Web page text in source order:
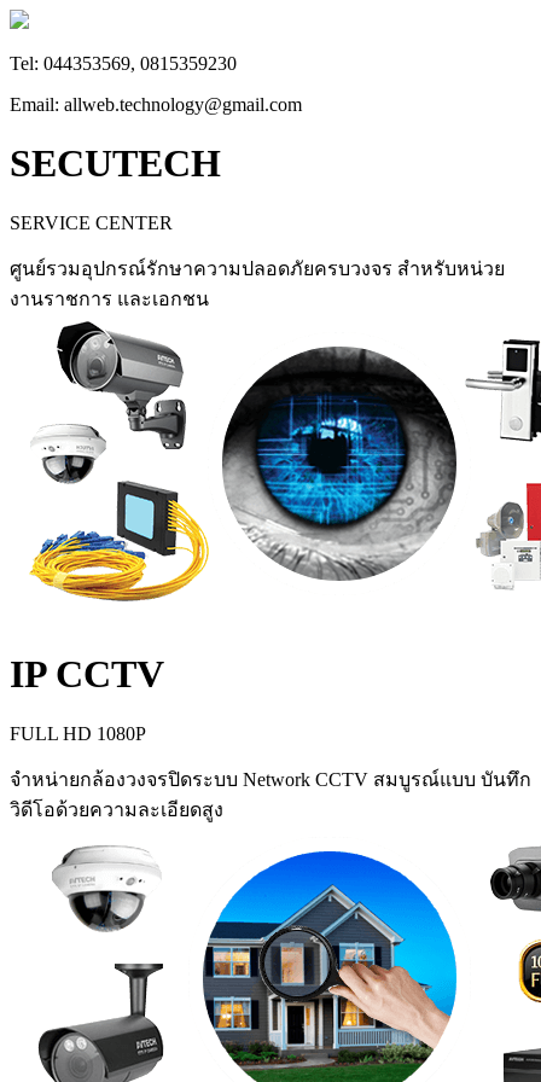
Tel: 044353569, 0815359230
Email: allweb.technology@gmail.com
SECUTECH
SERVICE CENTER
ศูนย์รวมอุปกรณ์รักษาความปลอดภัยครบวงจร สำหรับหน่วย
งานราชการ และเอกชน
IP CCTV
FULL HD 1080P
จำหน่ายกล้องวงจรปิดระบบ Network CCTV สมบูรณ์แบบ บันทึก
วิดีโอด้วยความละเอียดสูง